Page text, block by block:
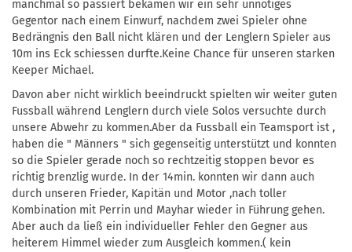
manchmal so passiert bekamen wir ein sehr unnötiges
Gegentor nach einem Einwurf, nachdem zwei Spieler ohne
Bedrängnis den Ball nicht klären und der Lenglern Spieler aus
10m ins Eck schiessen durfte.Keine Chance für unseren starken
Keeper Michael.
Davon aber nicht wirklich beeindruckt spielten wir weiter guten
Fussball während Lenglern durch viele Solos versuchte durch
unsere Abwehr zu kommen.Aber da Fussball ein Teamsport ist ,
haben die " Männers " sich gegenseitig unterstützt und konnten
so die Spieler gerade noch so rechtzeitig stoppen bevor es
richtig brenzlig wurde. In der 14min. konnten wir dann auch
durch unseren Frieder, Kapitän und Motor ,nach toller
Kombination mit Perrin und Mayhar wieder in Führung gehen.
Aber auch da ließ ein individueller Fehler den Gegner aus
heiterem Himmel wieder zum Ausgleich kommen.( kein